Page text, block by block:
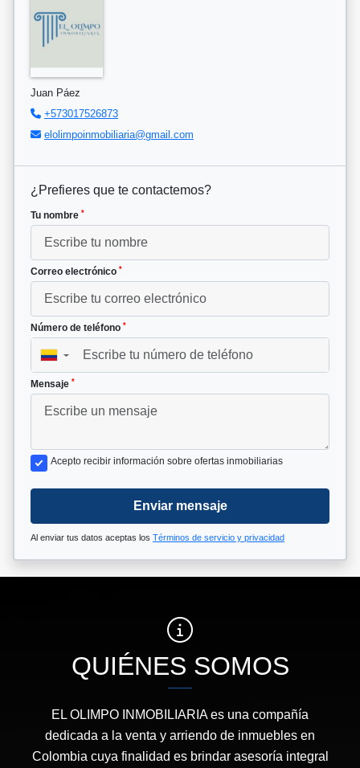
Juan Páez
+573017526873
elolimpoinmobiliaria@gmail.com
¿Prefieres que te contactemos?
Tu nombre *
Correo electrónico *
Número de teléfono *
▼
Mensaje *
Acepto recibir información sobre ofertas inmobiliarias
Enviar mensaje
Al enviar tus datos aceptas los Términos de servicio y privacidad
QUIÉNES SOMOS
EL OLIMPO INMOBILIARIA es una compañía
dedicada a la venta y arriendo de inmuebles en
Colombia cuya finalidad es brindar asesoría integral